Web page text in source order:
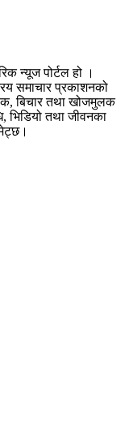
न्यूज पोर्टल हो ।
समाचार प्रकाशनको
बिचार तथा खोजमुलक
भिडियो तथा जीवनका